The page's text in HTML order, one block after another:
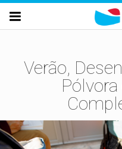
Passar para o conteúdo

Verão,